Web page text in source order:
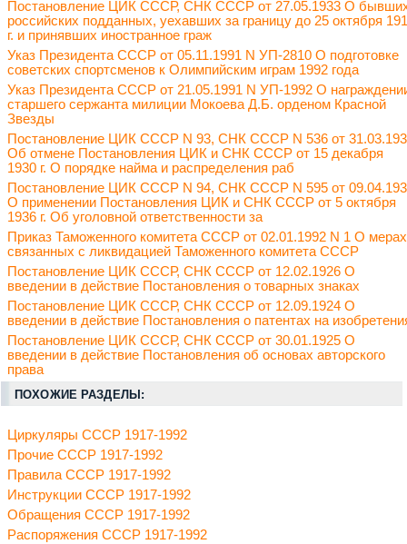
Постановление ЦИК СССР, СНК СССР от 27.05.1933 О
российских подданных, уехавших за границу до 25 октября
г. и принявших иностранное граж
Указ Президента СССР от 05.11.1991 N УП-2810 О подготовке
советских спортсменов к Олимпийским играм 1992 года
Указ Президента СССР от 21.05.1991 N УП-1992 О
старшего сержанта милиции Мокоева Д.Б. орденом Красной
Звезды
Постановление ЦИК СССР N 93, СНК СССР N 536 от
Об отмене Постановления ЦИК и СНК СССР от 15 декабря
1930 г. О порядке найма и распределения раб
Постановление ЦИК СССР N 94, СНК СССР N 595 от
О применении Постановления ЦИК и СНК СССР от 5 октября
1936 г. Об уголовной ответственности за
Приказ Таможенного комитета СССР от 02.01.1992 N 1 О
связанных с ликвидацией Таможенного комитета СССР
Постановление ЦИК СССР, СНК СССР от 12.02.1926 О
введении в действие Постановления о товарных знаках
Постановление ЦИК СССР, СНК СССР от 12.09.1924 О
введении в действие Постановления о патентах на
Постановление ЦИК СССР, СНК СССР от 30.01.1925 О
введении в действие Постановления об основах авторского
права
ПОХОЖИЕ РАЗДЕЛЫ:
Циркуляры СССР 1917-1992
Прочие СССР 1917-1992
Правила СССР 1917-1992
Инструкции СССР 1917-1992
Обращения СССР 1917-1992
Распоряжения СССР 1917-1992